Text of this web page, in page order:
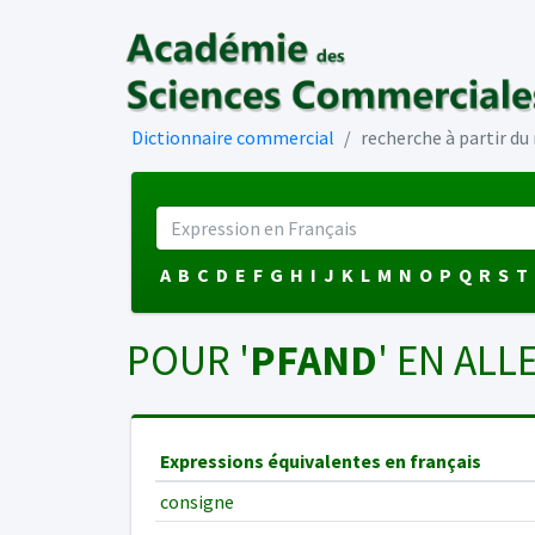
Dictionnaire commercial recherche à partir
A B C D E F G H I J K L M N O P Q R S T
POUR 'PFAND' EN
Expressions équivalentes en français
consigne